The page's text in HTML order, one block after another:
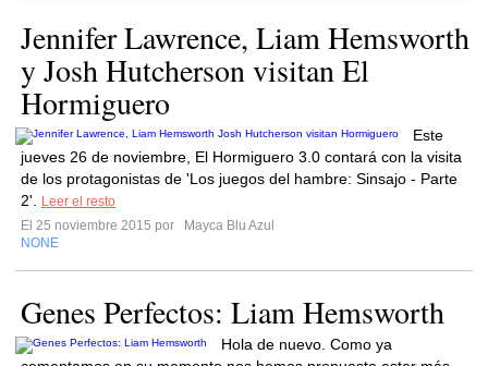
Jennifer Lawrence, Liam Hemsworth
y Josh Hutcherson visitan El
Hormiguero
Este
jueves 26 de noviembre, El Hormiguero 3.0 contará con la visita
de los protagonistas de 'Los juegos del hambre: Sinsajo - Parte
2'.
Leer el resto
El 25 noviembre 2015 por
Mayca Blu Azul
NONE
Genes Perfectos: Liam Hemsworth
Hola de nuevo. Como ya